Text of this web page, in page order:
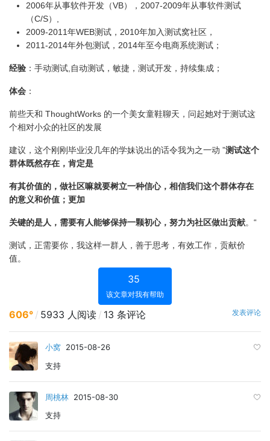
2006年从事软件开发（VB），2007-2009年从事软件测试
（C/S）,
2009-2011年WEB测试，2010年加入测试窝社区，
2011-2014年外包测试，2014年至今电商系统测试；
经验 ：手动测试,自动测试，敏捷，测试开发，持续集成；
体会 ：
前些天和 ThoughtWorks 的一个美女童鞋聊天，问起她对于测试这
个相对小众的社区的发展
建议，这个刚刚毕业没几年的学妹说出的话令我为之一动 ”测试这个
群体既然存在，肯定是
有其价值的，做社区嘛就要树立一种信心，相信我们这个群体存在
的意义和价值；更加
关键的是人，需要有人能够保持一颗初心，努力为社区做出贡献。“
测试，正需要你，我这样一群人，善于思考，有效工作，贡献价
值。
35
该文章对我有帮助
606° / 5933 人阅读 / 13 条评论 发表评论
小窝 2015-08-26
支持
周桃林 2015-08-30
支持